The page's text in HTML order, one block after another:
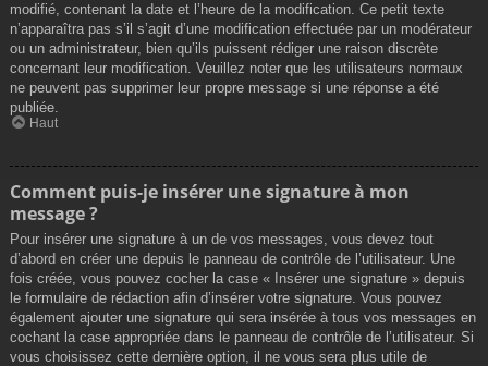
modifié, contenant la date et l’heure de la modification. Ce petit texte
n’apparaîtra pas s’il s’agit d’une modification effectuée par un modérateur
ou un administrateur, bien qu’ils puissent rédiger une raison discrète
concernant leur modification. Veuillez noter que les utilisateurs normaux
ne peuvent pas supprimer leur propre message si une réponse a été
publiée.
Haut
Comment puis-je insérer une signature à mon
message ?
Pour insérer une signature à un de vos messages, vous devez tout
d’abord en créer une depuis le panneau de contrôle de l’utilisateur. Une
fois créée, vous pouvez cocher la case « Insérer une signature » depuis
le formulaire de rédaction afin d’insérer votre signature. Vous pouvez
également ajouter une signature qui sera insérée à tous vos messages en
cochant la case appropriée dans le panneau de contrôle de l’utilisateur. Si
vous choisissez cette dernière option, il ne vous sera plus utile de